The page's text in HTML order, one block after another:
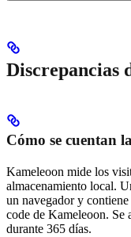
Discrepancias
Cómo se cuentan
Kameleoon mide los
almacenamiento local.
un navegador y
code de Kameleoon. Se
durante 365 días.